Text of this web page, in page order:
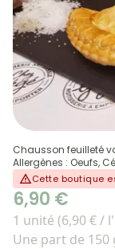
Chausson feuilleté
Allergènes : Oeufs,
Cette boutique
6,90 €
1 unité (6,90 € /
Une part de 150